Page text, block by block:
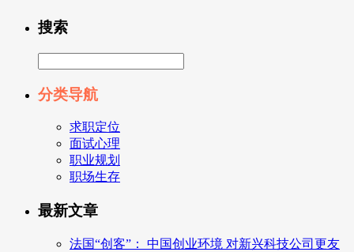
搜索
分类导航
求职定位
面试心理
职业规划
职场生存
最新文章
法国“创客”： 中国创业环境 对新兴科技公司更友